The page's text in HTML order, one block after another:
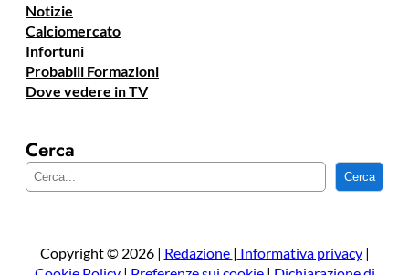
Notizie
Calciomercato
Infortuni
Probabili Formazioni
Dove vedere in TV
Cerca
e
a
Cerca
Copyright © 2026 | Redazione | Informativa privacy|